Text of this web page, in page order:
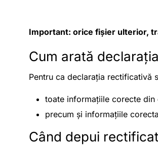
Important: orice fișier ulterior,
Cum arată
Pentru ca declarația rectificativă
toate informațiile corecte din
precum și informațiile
Când depui